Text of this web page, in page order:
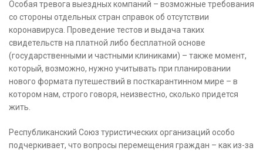
Особая тревога выездных компаний – возможные требования
со стороны отдельных стран справок об отсутствии
коронавируса. Проведение тестов и выдача таких
свидетельств на платной либо бесплатной основе
(государственными и частными клиниками) – также момент,
который, возможно, нужно учитывать при планировании
нового формата путешествий в посткарантинном мире – в
котором нам, строго говоря, неизвестно, сколько придется
жить.
Республиканский Союз туристических организаций особо
подчеркивает, что вопросы перемещения граждан – как из-за